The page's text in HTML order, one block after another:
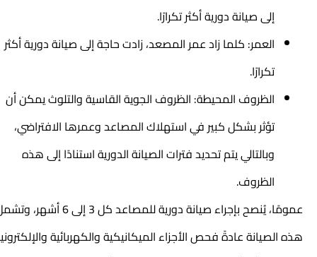
إلى صيانة دورية أكثر تكرارًا.
العمر: كلما زاد عمر المصعد، زادت حاجة إلى صيانة دورية أكثر
تكرارًا.
الظروف المحيطة: الظروف الجوية القاسية والتلوث يمكن أن
تؤثر بشكل كبير في استهلاك المصاعد وعمرها الافتراضي،
وبالتالي يتم تحديد فترات الصيانة الدورية استنادًا إلى هذه
الظروف.
عمومًا، يُنصح بإجراء صيانة دورية للمصاعد كل 3 إلى 6 أشهر، وتشمل
هذه الصيانة عادةً فحص الأجزاء الميكانيكية والكهربائية والإلكترونية